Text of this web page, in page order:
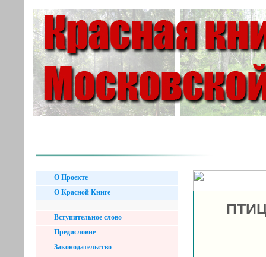
О Проекте
О Красной Книге
Вступительное слово
Предисловие
Законодательство